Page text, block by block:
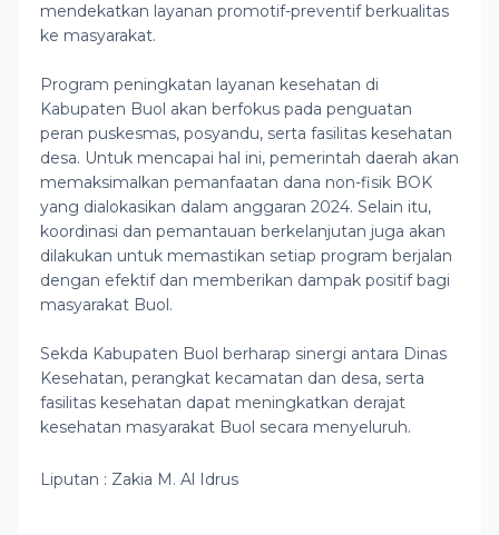
mendekatkan layanan promotif-preventif berkualitas
ke masyarakat.
Program peningkatan layanan kesehatan di
Kabupaten Buol akan berfokus pada penguatan
peran puskesmas, posyandu, serta fasilitas kesehatan
desa. Untuk mencapai hal ini, pemerintah daerah akan
memaksimalkan pemanfaatan dana non-fisik BOK
yang dialokasikan dalam anggaran 2024. Selain itu,
koordinasi dan pemantauan berkelanjutan juga akan
dilakukan untuk memastikan setiap program berjalan
dengan efektif dan memberikan dampak positif bagi
masyarakat Buol.
Sekda Kabupaten Buol berharap sinergi antara Dinas
Kesehatan, perangkat kecamatan dan desa, serta
fasilitas kesehatan dapat meningkatkan derajat
kesehatan masyarakat Buol secara menyeluruh.
Liputan : Zakia M. Al Idrus